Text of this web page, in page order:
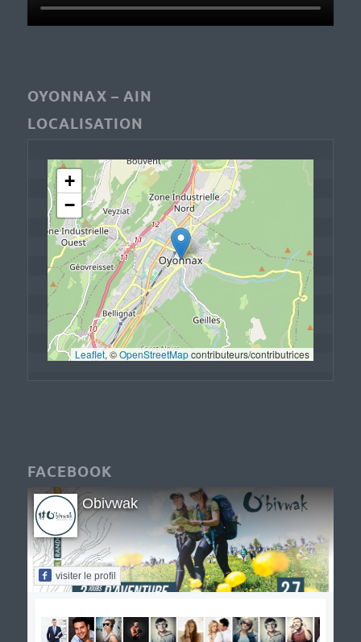
OYONNAX – AIN
LOCALISATION
+
−
Leaflet, © OpenStreetMap contributeurs/contributrices
FACEBOOK
Obivwak
visiter le profil